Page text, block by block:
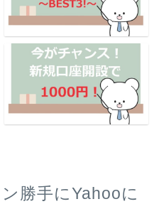
勝手にYahooに